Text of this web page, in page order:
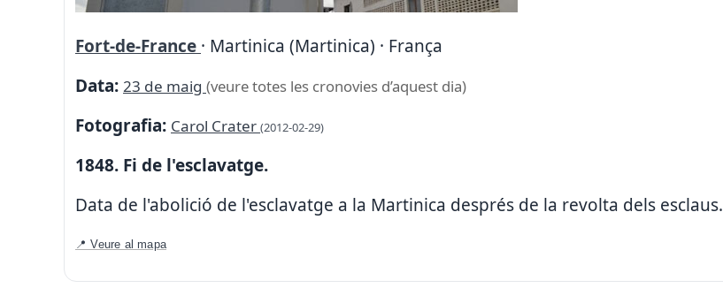
Fort-de-France · Martinica (Martinica) · França
Data: 23 de maig (veure totes les cronovies d’aquest dia)
Fotografia: Carol Crater (2012-02-29)
1848. Fi de l'esclavatge.
Data de l'abolició de l'esclavatge a la Martinica després de la revolta dels esclaus.
📍 Veure al mapa